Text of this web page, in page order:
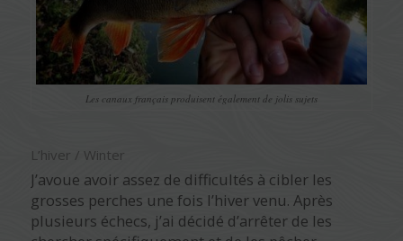
Les canaux français produisent également de jolis sujets
L’hiver / Winter
J’avoue avoir assez de difficultés à cibler les
grosses perches une fois l’hiver venu. Après
plusieurs échecs, j’ai décidé d’arrêter de les